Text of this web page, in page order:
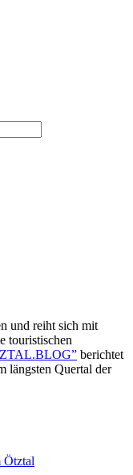
und reiht sich mit
touristischen
berichtet
längsten Quertal der
Ötztal